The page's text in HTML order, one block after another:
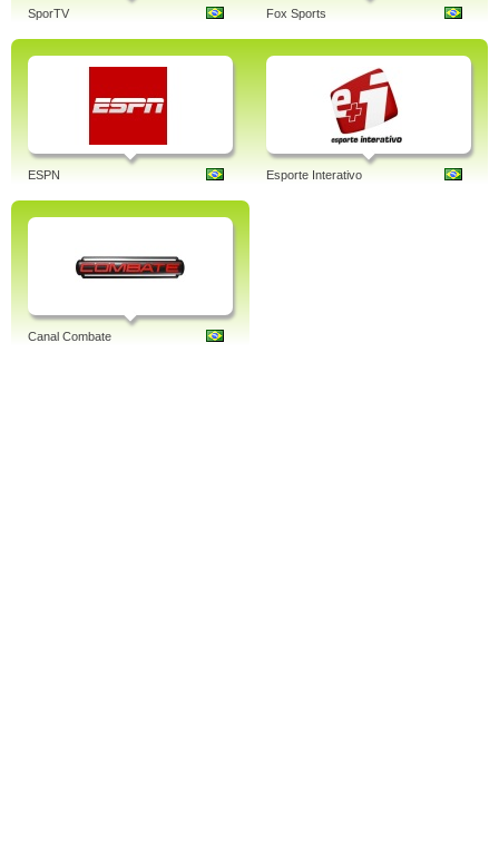
SporTV Fox Sports
ESPN Esporte Interativo
Canal Combate